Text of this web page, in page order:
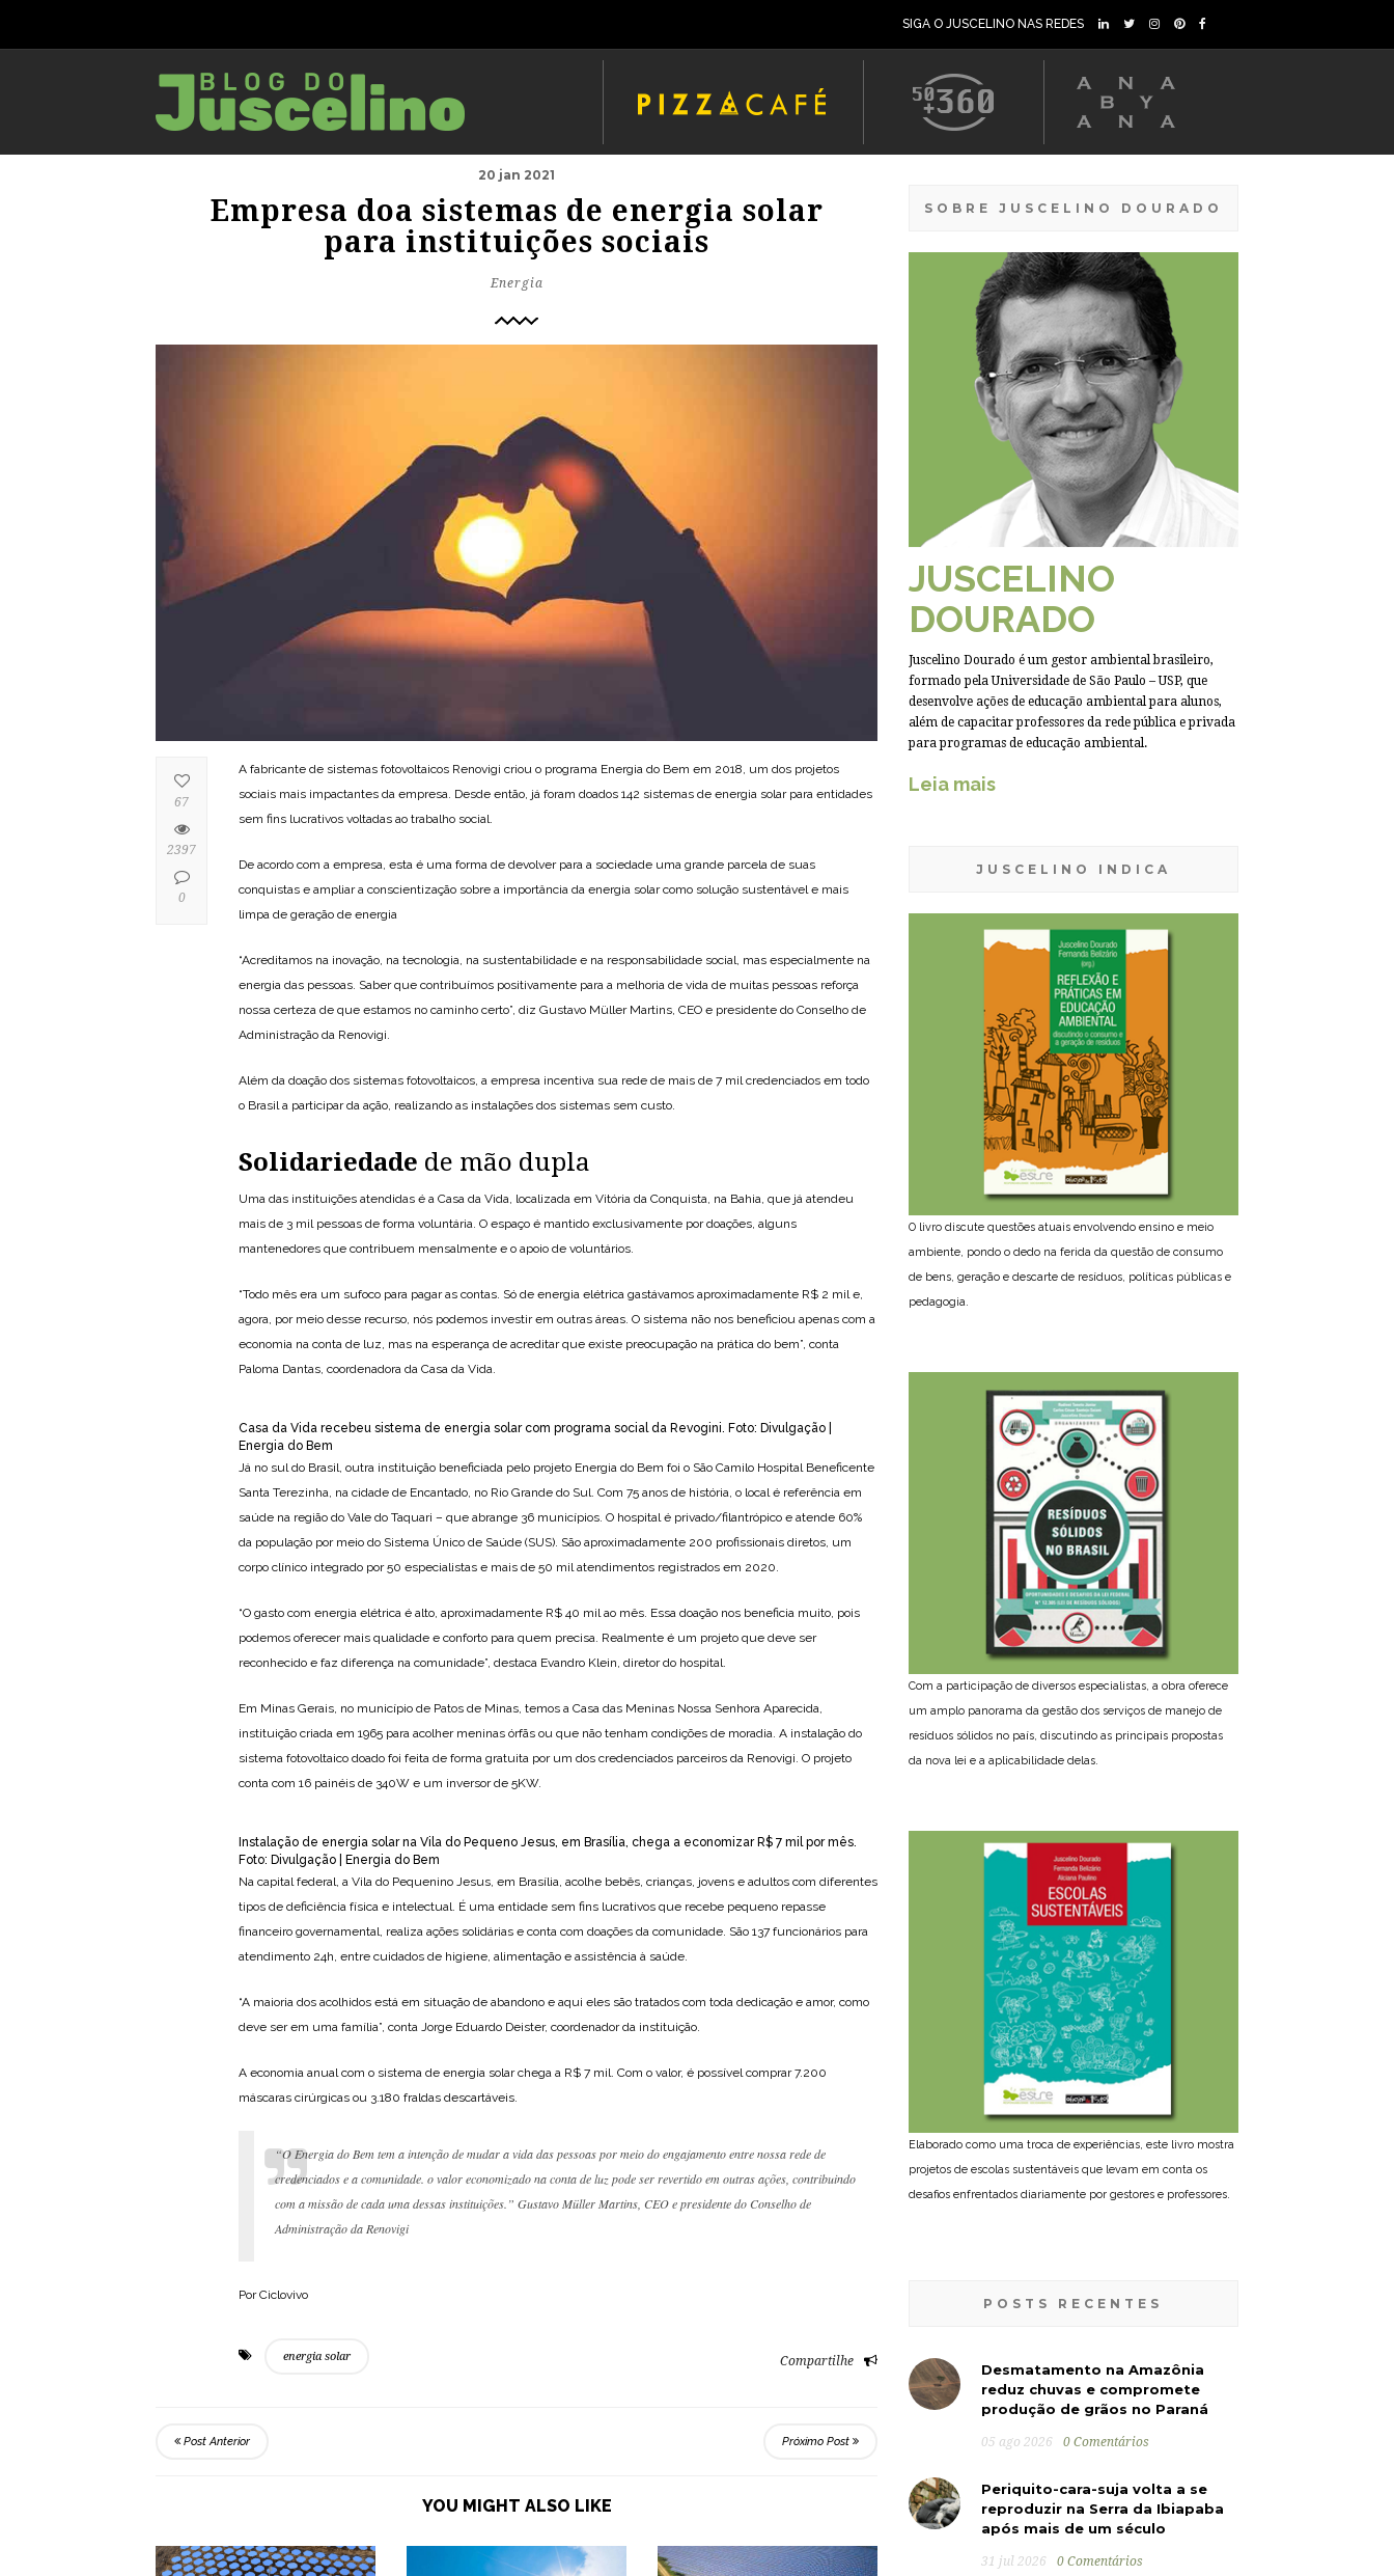
SIGA O JUSCELINO NAS REDES
20 jan 2021
Empresa doa sistemas de energia solar
para instituições sociais
Energia
A fabricante de sistemas fotovoltaicos Renovigi criou o programa Energia do Bem em 2018, um dos projetos
sociais mais impactantes da empresa. Desde então, já foram doados 142 sistemas de energia solar para entidades
sem fins lucrativos voltadas ao trabalho social.
De acordo com a empresa, esta é uma forma de devolver para a sociedade uma grande parcela de suas
conquistas e ampliar a conscientização sobre a importância da energia solar como solução sustentável e mais
limpa de geração de energia
“Acreditamos na inovação, na tecnologia, na sustentabilidade e na responsabilidade social, mas especialmente na
energia das pessoas. Saber que contribuímos positivamente para a melhoria de vida de muitas pessoas reforça
nossa certeza de que estamos no caminho certo”, diz Gustavo Müller Martins, CEO e presidente do Conselho de
Administração da Renovigi.
Além da doação dos sistemas fotovoltaicos, a empresa incentiva sua rede de mais de 7 mil credenciados em todo
o Brasil a participar da ação, realizando as instalações dos sistemas sem custo.
Solidariedade de mão dupla
Uma das instituições atendidas é a Casa da Vida, localizada em Vitória da Conquista, na Bahia, que já atendeu
mais de 3 mil pessoas de forma voluntária. O espaço é mantido exclusivamente por doações, alguns
mantenedores que contribuem mensalmente e o apoio de voluntários.
“Todo mês era um sufoco para pagar as contas. Só de energia elétrica gastávamos aproximadamente R$ 2 mil e,
agora, por meio desse recurso, nós podemos investir em outras áreas. O sistema não nos beneficiou apenas com a
economia na conta de luz, mas na esperança de acreditar que existe preocupação na prática do bem”, conta
Paloma Dantas, coordenadora da Casa da Vida.
Casa da Vida recebeu sistema de energia solar com programa social da Revogini. Foto: Divulgação |
Energia do Bem
Já no sul do Brasil, outra instituição beneficiada pelo projeto Energia do Bem foi o São Camilo Hospital Beneficente
Santa Terezinha, na cidade de Encantado, no Rio Grande do Sul. Com 75 anos de história, o local é referência em
saúde na região do Vale do Taquari – que abrange 36 municípios. O hospital é privado/filantrópico e atende 60%
da população por meio do Sistema Único de Saúde (SUS). São aproximadamente 200 profissionais diretos, um
corpo clínico integrado por 50 especialistas e mais de 50 mil atendimentos registrados em 2020.
“O gasto com energia elétrica é alto, aproximadamente R$ 40 mil ao mês. Essa doação nos beneficia muito, pois
podemos oferecer mais qualidade e conforto para quem precisa. Realmente é um projeto que deve ser
reconhecido e faz diferença na comunidade”, destaca Evandro Klein, diretor do hospital.
Em Minas Gerais, no município de Patos de Minas, temos a Casa das Meninas Nossa Senhora Aparecida,
instituição criada em 1965 para acolher meninas órfãs ou que não tenham condições de moradia. A instalação do
sistema fotovoltaico doado foi feita de forma gratuita por um dos credenciados parceiros da Renovigi. O projeto
conta com 16 painéis de 340W e um inversor de 5KW.
Instalação de energia solar na Vila do Pequeno Jesus, em Brasília, chega a economizar R$ 7 mil por mês.
Foto: Divulgação | Energia do Bem
Na capital federal, a Vila do Pequenino Jesus, em Brasília, acolhe bebês, crianças, jovens e adultos com diferentes
tipos de deficiência física e intelectual. É uma entidade sem fins lucrativos que recebe pequeno repasse
financeiro governamental, realiza ações solidárias e conta com doações da comunidade. São 137 funcionários para
atendimento 24h, entre cuidados de higiene, alimentação e assistência à saúde.
“A maioria dos acolhidos está em situação de abandono e aqui eles são tratados com toda dedicação e amor, como
deve ser em uma família”, conta Jorge Eduardo Deister, coordenador da instituição.
A economia anual com o sistema de energia solar chega a R$ 7 mil. Com o valor, é possível comprar 7.200
máscaras cirúrgicas ou 3.180 fraldas descartáveis.
“O Energia do Bem tem a intenção de mudar a vida das pessoas por meio do engajamento entre nossa rede de
credenciados e a comunidade. o valor economizado na conta de luz pode ser revertido em outras ações, contribuindo
com a missão de cada uma dessas instituições.” Gustavo Müller Martins, CEO e presidente do Conselho de
Administração da Renovigi
Por Ciclovivo
energia solar Compartilhe
67
2397
0
Post Anterior Próximo Post
YOU MIGHT ALSO LIKE
SOBRE JUSCELINO DOURADO
JUSCELINO
DOURADO
Juscelino Dourado é um gestor ambiental brasileiro,
formado pela Universidade de São Paulo – USP, que
desenvolve ações de educação ambiental para alunos,
além de capacitar professores da rede pública e privada
para programas de educação ambiental.
Leia mais
JUSCELINO INDICA
O livro discute questões atuais envolvendo ensino e meio
ambiente, pondo o dedo na ferida da questão de consumo
de bens, geração e descarte de resíduos, políticas públicas e
pedagogia.
Com a participação de diversos especialistas, a obra oferece
um amplo panorama da gestão dos serviços de manejo de
resíduos sólidos no país, discutindo as principais propostas
da nova lei e a aplicabilidade delas.
Elaborado como uma troca de experiências, este livro mostra
projetos de escolas sustentáveis que levam em conta os
desafios enfrentados diariamente por gestores e professores.
POSTS RECENTES
Desmatamento na Amazônia
reduz chuvas e compromete
produção de grãos no Paraná
05 ago 2026 0 Comentários
Periquito-cara-suja volta a se
reproduzir na Serra da Ibiapaba
após mais de um século
31 jul 2026 0 Comentários